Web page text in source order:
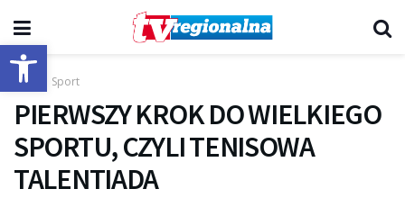
Otwórz pasek narzędzi
Start Sport
PIERWSZY KROK DO WIELKIEGO
SPORTU, CZYLI TENISOWA
TALENTIADA